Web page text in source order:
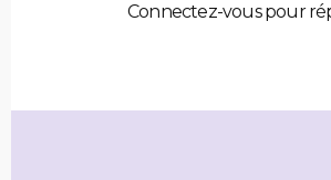
Connectez-vous pour